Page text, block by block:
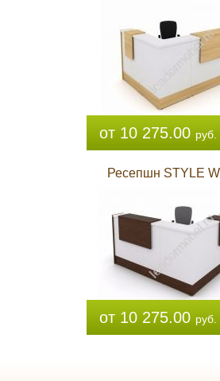
от 10 275.00 руб.
Ресепшн STYLE
от 10 275.00 руб.